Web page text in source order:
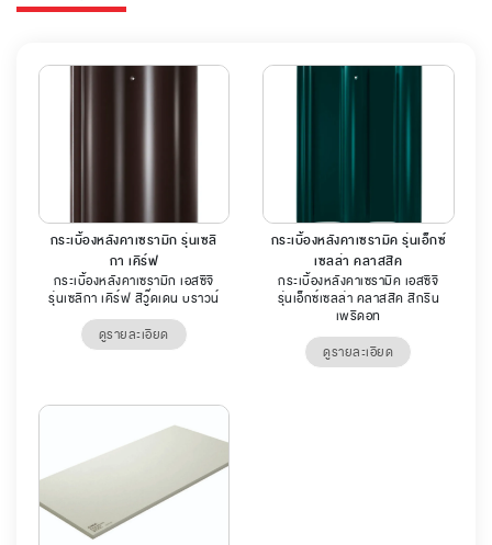
กระเบื้องหลังคาเซรามิก รุ่นเซลิ
กา เคิร์ฟ
กระเบื้องหลังคาเซรามิก เอสซีจี
รุ่นเซลิกา เคิร์ฟ สีวู๊ดเดน บราวน์
ดูรายละเอียด
กระเบื้องหลังคาเซรามิค รุ่นเอ็กซ์
เซลล่า คลาสสิค
กระเบื้องหลังคาเซรามิค เอสซีจี
รุ่นเอ็กซ์เซลล่า คลาสสิค สีกรีน
เพริดอท
ดูรายละเอียด